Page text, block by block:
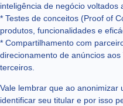
inteligência de negócio voltados
* Testes de conceitos (Proof of
produtos, funcionalidades e
* Compartilhamento com
direcionamento de anúncios
terceiros.
Vale lembrar que ao anonimizar
identificar seu titular e por isso